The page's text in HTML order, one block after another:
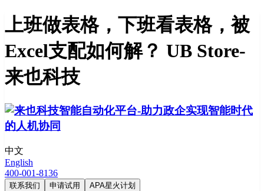
上班做表格，下班看表格，被
Excel支配如何解？ UB Store-
来也科技
中文
English
400-001-8136
联系我们 申请试用 APA星火计划